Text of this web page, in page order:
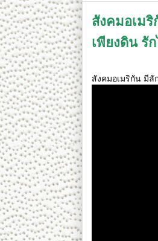
สังคมอเม
เพียงดิน รั
สังคมอเมริกัน มี